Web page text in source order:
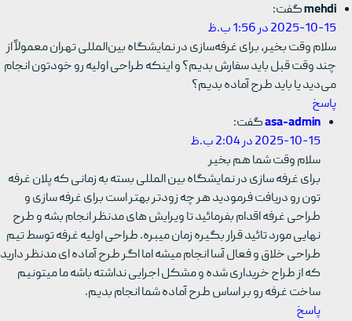
mehdiگفت:
2025-10-15 در 1:56 ب.ظ
سلام وقت بخیر، برای غرفه‌سازی در نمایشگاه بین‌المللی تهران معمولاً از
چند وقت قبل باید سفارش بدیم؟ و اینکه طراحی اولیه رو خودتون انجام
می‌دید یا باید طرح آماده بدیم؟
پاسخ
asa-adminگفت:
2025-10-15 در 2:04 ب.ظ
سلام وقت شما هم بخیر
برای غرفه سازی در نمایشگاه بین المللی بسته به زمانی که پلان غرفه
تون رو دریافت فرمودید هر چه زودتر بهتر است برای غرفه سازی و
طراحی غرفه اقدام بفرمائید تا ویرایش های مدنظر انجام بشه و طرح
نهایی مورد تائید قرار بگیره زمان میبره. طراحی اولیه غرفه توسط تیم
طراحی خلاق و فعال آسا انجام میشه اما اگر طرح آماده ای مدنظر دارید
که از طراح خریداری شده و مشکل اجرایی نداشته باشه ما میتونیم
ساخت غرفه رو بر اساس طرح آماده شما انجام بدیم.
پاسخ